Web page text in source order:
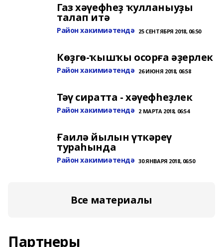
Газ хәүефһеҙ ҡулланыуҙы
талап итә
Район хакимиәтендә 25 СЕНТЯБРЯ 2018, 06:50
Көҙгө-ҡышҡы осорға әҙерлек
Район хакимиәтендә 26 ИЮНЯ 2018, 06:58
Тәү сиратта - хәүефһеҙлек
Район хакимиәтендә 2 МАРТА 2018, 06:54
Ғаилә йылын үткәреү
тураһында
Район хакимиәтендә 30 ЯНВАРЯ 2018, 06:50
Все материалы
Партнеры